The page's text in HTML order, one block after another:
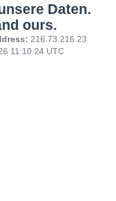
Daten.
ours.
216.73.216.23
11:10:24 UTC